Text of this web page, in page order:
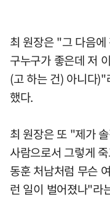
최 원장은 "그 다음
구누구가 좋은데 저
(고 하는 건) 아니다
했다.
최 원장은 또 "제가
사람으로서 그렇게
동훈 처남처럼 무슨
런 일이 벌어졌나"라